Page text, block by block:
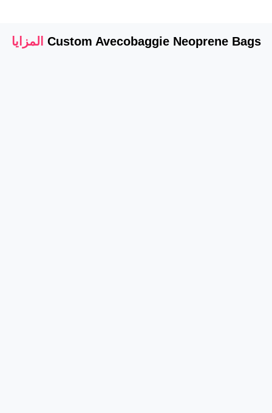
Custom Avecobaggie Neoprene Bags المزايا